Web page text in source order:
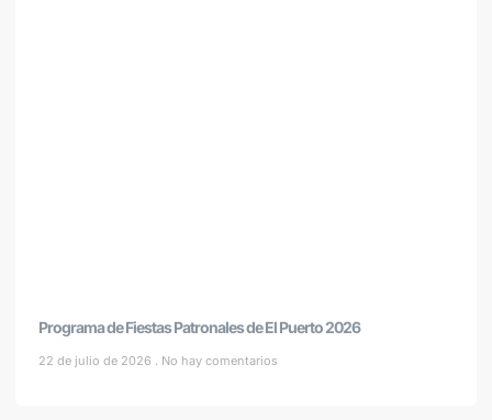
Programa de Fiestas Patronales de El Puerto 2026
22 de julio de 2026 No hay comentarios